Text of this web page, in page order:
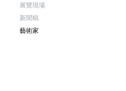
展覽現場
新聞稿
藝術家